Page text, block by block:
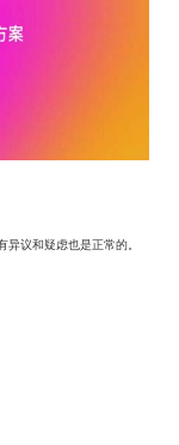
议和疑虑也是正常的。